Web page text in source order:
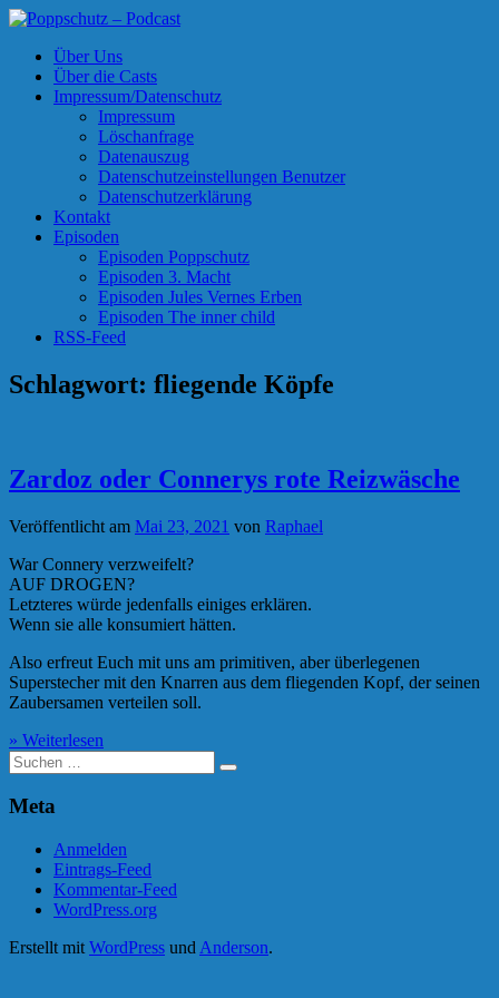
Skip
content
Poppschutz – Podcast
Podcasts zu Ihrem Vergnügen
Über Uns
Über die Casts
Impressum/Datenschutz
Impressum
Löschanfrage
Datenauszug
Datenschutzeinstellungen Benutzer
Datenschutzerklärung
Kontakt
Episoden
Episoden Poppschutz
Episoden 3. Macht
Episoden Jules Vernes Erben
Episoden The inner child
RSS-Feed
Schlagwort: fliegende Köpfe
Zardoz oder Connerys rote Reizwäsche
Veröffentlicht am Mai 23, 2021 von Raphael
War Connery verzweifelt?
AUF DROGEN?
Letzteres würde jedenfalls einiges erklären.
Wenn sie alle konsumiert hätten.
Also erfreut Euch mit uns am primitiven, aber überlegenen
Superstecher mit den Knarren aus dem fliegenden Kopf, der seinen
Zaubersamen verteilen soll.
» Weiterlesen
Suche
nach:
Meta
Anmelden
Eintrags-Feed
Kommentar-Feed
WordPress.org
Erstellt mit WordPress und Anderson.